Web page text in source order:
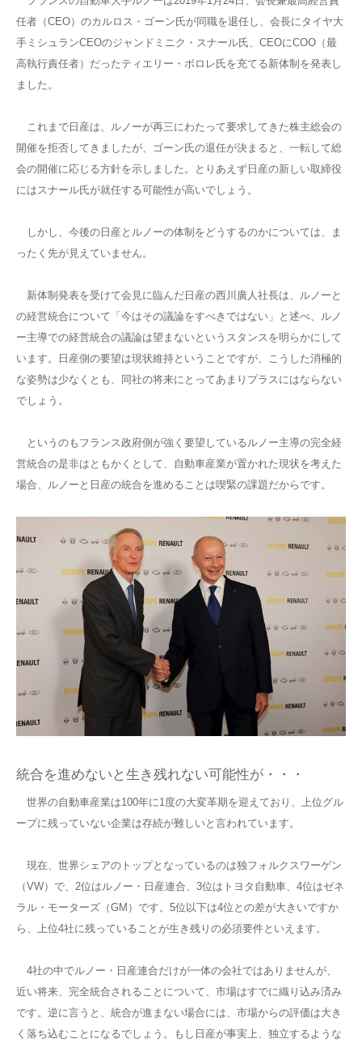
任者（CEO）のカルロス・ゴーン氏が同職を退任し、会長にタイヤ大
手ミシュランCEOのジャンドミニク・スナール氏、CEOにCOO（最
高執行責任者）だったティエリー・ボロレ氏を充てる新体制を発表し
ました。
これまで日産は、ルノーが再三にわたって要求してきた株主総会の
開催を拒否してきましたが、ゴーン氏の退任が決まると、一転して総
会の開催に応じる方針を示しました。とりあえず日産の新しい取締役
にはスナール氏が就任する可能性が高いでしょう。
しかし、今後の日産とルノーの体制をどうするのかについては、ま
ったく先が見えていません。
新体制発表を受けて会見に臨んだ日産の西川廣人社長は、ルノーと
の経営統合について「今はその議論をすべきではない」と述べ、ルノ
ー主導での経営統合の議論は望まないというスタンスを明らかにして
います。日産側の要望は現状維持ということですが、こうした消極的
な姿勢は少なくとも、同社の将来にとってあまりプラスにはならない
でしょう。
というのもフランス政府側が強く要望しているルノー主導の完全経
営統合の是非はともかくとして、自動車産業が置かれた現状を考えた
場合、ルノーと日産の統合を進めることは喫緊の課題だからです。
統合を進めないと生き残れない可能性が・・・
世界の自動車産業は100年に1度の大変革期を迎えており、上位グル
ープに残っていない企業は存続が難しいと言われています。
現在、世界シェアのトップとなっているのは独フォルクスワーゲン
（VW）で、2位はルノー・日産連合、3位はトヨタ自動車、4位はゼネ
ラル・モーターズ（GM）です。5位以下は4位との差が大きいですか
ら、上位4社に残っていることが生き残りの必須要件といえます。
4社の中でルノー・日産連合だけが一体の会社ではありませんが、
近い将来、完全統合されることについて、市場はすでに織り込み済み
です。逆に言うと、統合が進まない場合には、市場からの評価は大き
く落ち込むことになるでしょう。もし日産が事実上、独立するような